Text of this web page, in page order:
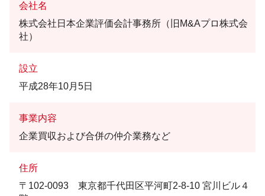
会社名
株式会社日本企業評価会計事務所（旧M&Aプロ株式会
社）
設立
平成28年10月5日
事業内容
企業買収および合併の仲介業務など
住所
〒102-0093 東京都千代田区平河町2-8-10 宮川ビル４